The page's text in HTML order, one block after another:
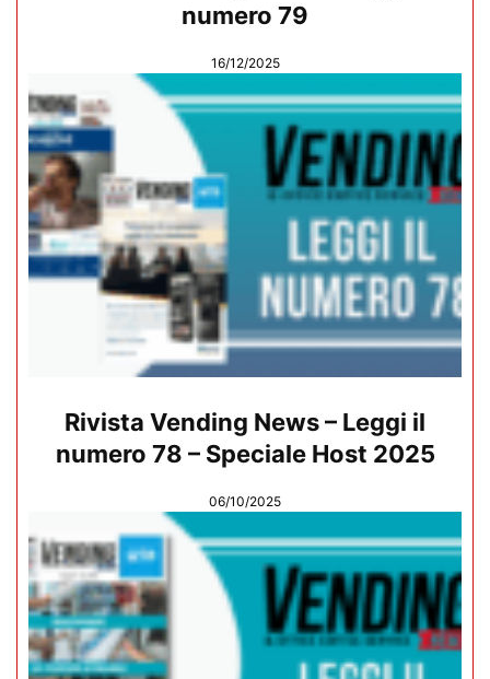
numero 79
16/12/2025
Rivista Vending News – Leggi il
numero 78 – Speciale Host 2025
06/10/2025